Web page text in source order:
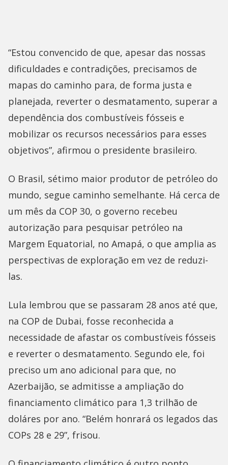
“Estou convencido de que, apesar das nossas
dificuldades e contradições, precisamos de
mapas do caminho para, de forma justa e
planejada, reverter o desmatamento, superar a
dependência dos combustíveis fósseis e
mobilizar os recursos necessários para esses
objetivos”, afirmou o presidente brasileiro.
O Brasil, sétimo maior produtor de petróleo do
mundo, segue caminho semelhante. Há cerca de
um mês da COP 30, o governo recebeu
autorização para pesquisar petróleo na
Margem Equatorial, no Amapá, o que amplia as
perspectivas de exploração em vez de reduzi-
las.
Lula lembrou que se passaram 28 anos até que,
na COP de Dubai, fosse reconhecida a
necessidade de afastar os combustíveis fósseis
e reverter o desmatamento. Segundo ele, foi
preciso um ano adicional para que, no
Azerbaijão, se admitisse a ampliação do
financiamento climático para 1,3 trilhão de
doláres por ano. “Belém honrará os legados das
COPs 28 e 29”, frisou.